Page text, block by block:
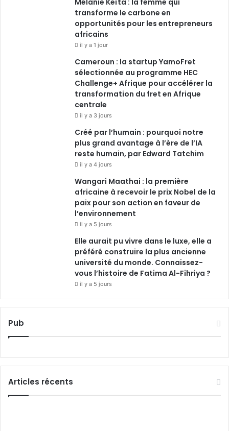
Mélanie Keïta : la femme qui
transforme le carbone en
opportunités pour les entrepreneurs
africains
il y a 1 jour
Cameroun : la startup YamoFret
sélectionnée au programme HEC
Challenge+ Afrique pour accélérer la
transformation du fret en Afrique
centrale
il y a 3 jours
Créé par l’humain : pourquoi notre
plus grand avantage à l’ère de l’IA
reste humain, par Edward Tatchim
il y a 4 jours
Wangari Maathai : la première
africaine à recevoir le prix Nobel de la
paix pour son action en faveur de
l’environnement
il y a 5 jours
Elle aurait pu vivre dans le luxe, elle a
préféré construire la plus ancienne
université du monde. Connaissez-
vous l’histoire de Fatima Al-Fihriya ?
il y a 5 jours
Pub
Articles récents